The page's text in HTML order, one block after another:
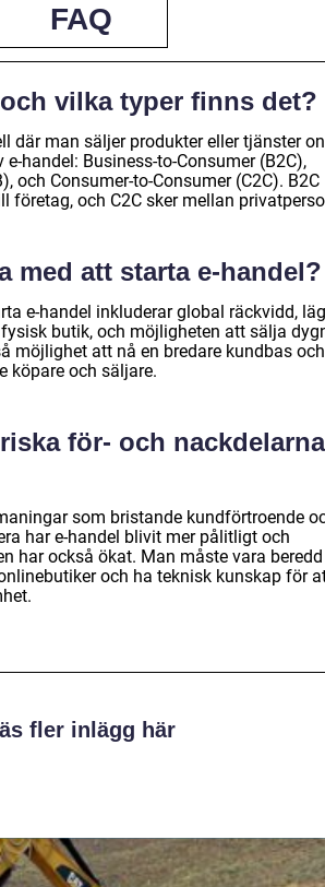
FAQ
vilka typer finns det?
där man säljer produkter eller tjänster
handel: Business-to-Consumer (B2C),
och Consumer-to-Consumer (C2C).
företag, och C2C sker mellan
med att starta e-handel?
e-handel inkluderar global räckvidd,
butik, och möjligheten att sälja
möjlighet att nå en bredare kundbas och
köpare och säljare.
för- och nackdelarna
som bristande kundförtroende
har e-handel blivit mer pålitligt och
har också ökat. Man måste vara
och ha teknisk kunskap för
fler inlägg här